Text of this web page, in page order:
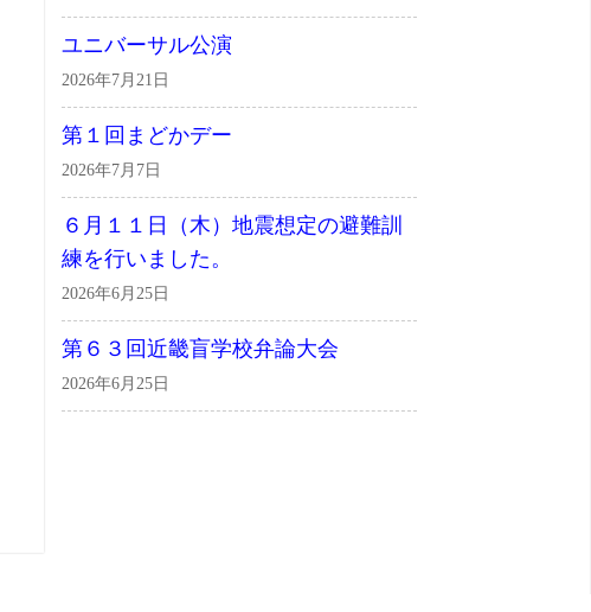
ユニバーサル公演
2026年7月21日
第１回まどかデー
2026年7月7日
６月１１日（木）地震想定の避難訓
練を行いました。
2026年6月25日
第６３回近畿盲学校弁論大会
2026年6月25日